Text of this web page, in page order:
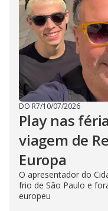
DO R7/10/07/2026
Play nas
viagem de
Europa
O apresentador do
frio de São Paulo e
europeu